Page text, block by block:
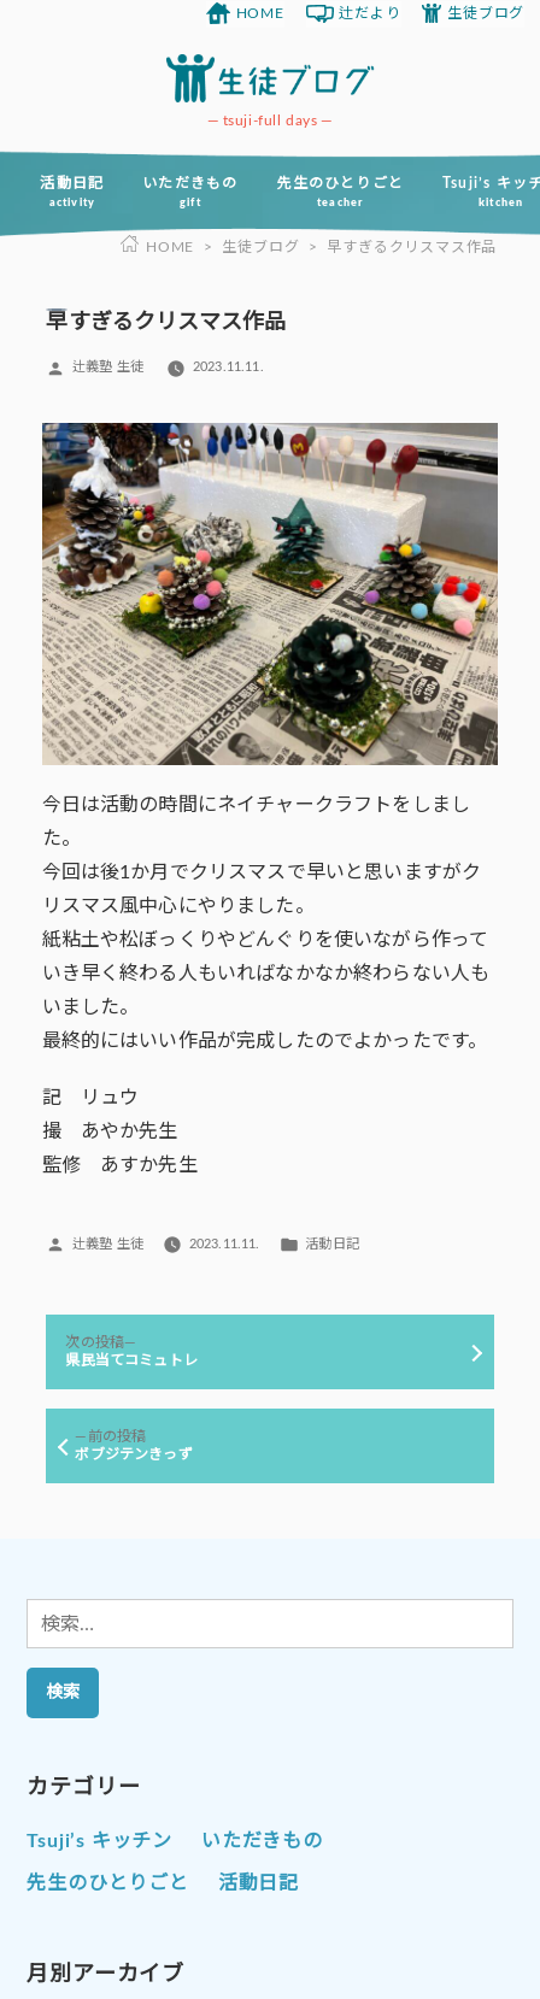
ツ
tsuji-full days
活動日記
activity
いただきもの
gift
先生のひとりごと
teacher
Tsuji’s キッ
kitchen
HOME 辻だより 生徒ブログ
HOME > 生徒ブログ > 早すぎるクリスマス作品
早すぎるクリスマス作品
投
辻義塾 生徒 2023.11.11.
今日は活動の時間にネイチャークラフトをしまし
た。
今回は後1か月でクリスマスで早いと思いますがク
リスマス風中心にやりました。
紙粘土や松ぼっくりやどんぐりを使いながら作って
いき早く終わる人もいればなかなか終わらない人も
いました。
最終的にはいい作品が完成したのでよかったです。
記 リュウ
撮 あやか先生
監修 あすか先生
投
辻義塾 生徒 2023.11.11.
カ
リ
活動日記
ナ
ー
前の投稿前
の
ボブジテンきっず
次の投稿
の
県民当てコミュトレ
検
索:
カテゴリー
Tsuji’s キッチン いただきもの
先生のひとりごと 活動日記
月別アーカイブ